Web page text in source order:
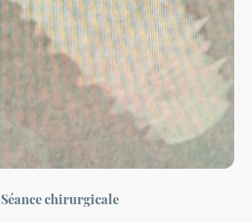
Séance chirurgicale